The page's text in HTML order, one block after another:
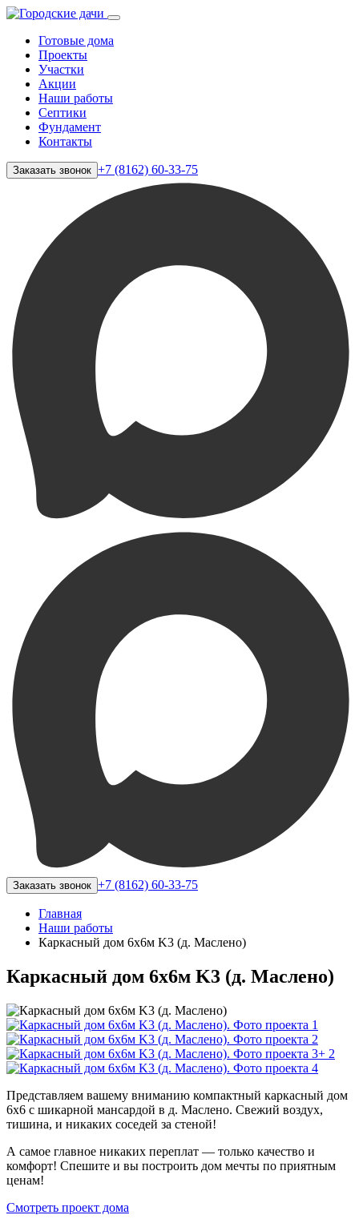
Готовые дома
Проекты
Участки
Акции
Наши работы
Септики
Фундамент
Контакты
Заказать звонок +7 (8162) 60-33-75
Заказать звонок +7 (8162) 60-33-75
Главная
Наши работы
Каркасный дом 6х6м K3 (д. Маслено)
Каркасный дом 6х6м K3 (д. Маслено)
+ 2
Представляем вашему вниманию компактный каркасный дом
6х6 с шикарной мансардой в д. Маслено. Свежий воздух,
тишина, и никаких соседей за стеной!
А самое главное никаких переплат — только качество и
комфорт! Спешите и вы построить дом мечты по приятным
ценам!
Смотреть проект дома